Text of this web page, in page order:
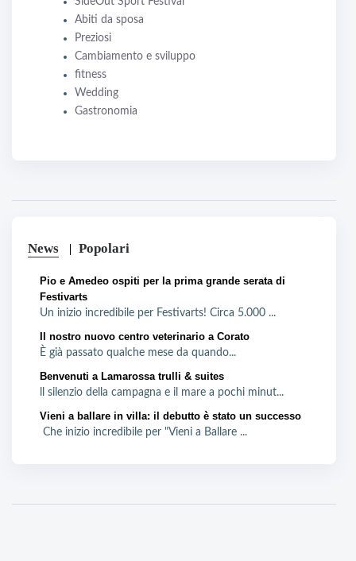
Abiti da sposa
Preziosi
Cambiamento e sviluppo
fitness
Wedding
Gastronomia
News Popolari
Pio e Amedeo ospiti per la prima grande serata di
Festivarts
Un inizio incredibile per Festivarts! Circa 5.000 ...
Il nostro nuovo centro veterinario a Corato
È già passato qualche mese da quando...
Benvenuti a Lamarossa trulli & suites
ll silenzio della campagna e il mare a pochi minut...
Vieni a ballare in villa: il debutto è stato un successo
Che inizio incredibile per "Vieni a Ballare ...